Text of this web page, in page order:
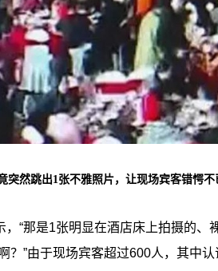
突然跳出1张不雅照片，让现场宾客错愕不
，“那是1张明显在酒店床上拍摄的
？”由于现场宾客超过600人，其中